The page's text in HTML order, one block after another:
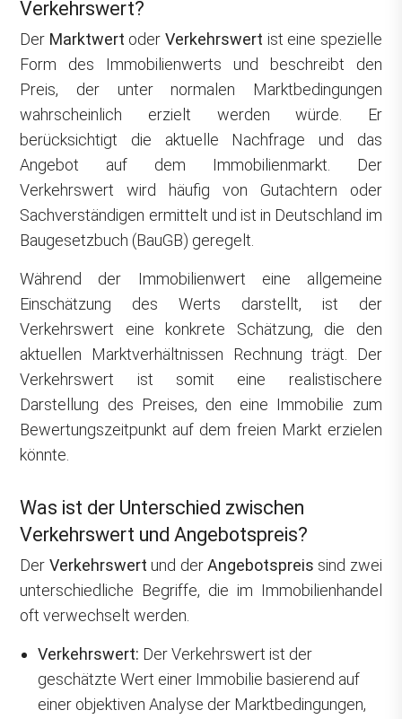
Verkehrswert?
Der Marktwert oder Verkehrswert ist eine spezielle
Form des Immobilienwerts und beschreibt den
Preis, der unter normalen Marktbedingungen
wahrscheinlich erzielt werden würde. Er
berücksichtigt die aktuelle Nachfrage und das
Angebot auf dem Immobilienmarkt. Der
Verkehrswert wird häufig von Gutachtern oder
Sachverständigen ermittelt und ist in Deutschland im
Baugesetzbuch (BauGB) geregelt.
Während der Immobilienwert eine allgemeine
Einschätzung des Werts darstellt, ist der
Verkehrswert eine konkrete Schätzung, die den
aktuellen Marktverhältnissen Rechnung trägt. Der
Verkehrswert ist somit eine realistischere
Darstellung des Preises, den eine Immobilie zum
Bewertungszeitpunkt auf dem freien Markt erzielen
könnte.
Was ist der Unterschied zwischen
Verkehrswert und Angebotspreis?
Der Verkehrswert und derAngebotspreis sind zwei
unterschiedliche Begriffe, die im Immobilienhandel
oft verwechselt werden.
Verkehrswert: Der Verkehrswert ist der
geschätzte Wert einer Immobilie basierend auf
einer objektiven Analyse der Marktbedingungen,